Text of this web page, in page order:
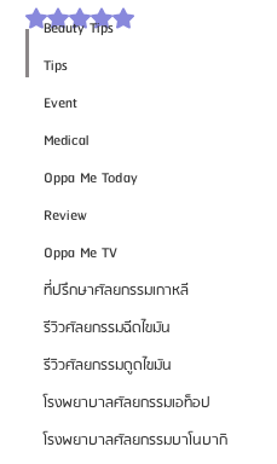
Beauty Tips
Tips
Event
Medical
Oppa Me Today
Review
Oppa Me TV
ที่ปรึกษาศัลยกรรมเกาหลี
รีวิวศัลยกรรมฉีดไขมัน
รีวิวศัลยกรรมดูดไขมัน
โรงพยาบาลศัลยกรรมเอท็อป
โรงพยาบาลศัลยกรรมบาโนบากิ
ได้รับ NaN เต็ม 5 ดาว